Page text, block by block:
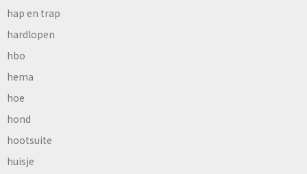
hap en trap
hardlopen
hbo
hema
hoe
hond
hootsuite
huisje